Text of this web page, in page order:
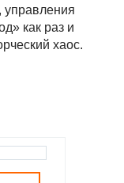
управления
как раз и
хаос.